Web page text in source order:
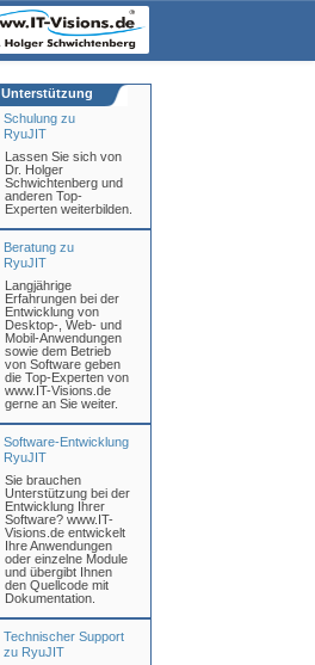
Schulung zu
RyuJIT
Lassen Sie sich von
Dr. Holger
Schwichtenberg und
anderen Top-
Experten weiterbilden.
Beratung zu
RyuJIT
Langjährige
Erfahrungen bei der
Entwicklung von
Desktop-, Web- und
Mobil-Anwendungen
sowie dem Betrieb
von Software geben
die Top-Experten von
www.IT-Visions.de
gerne an Sie weiter.
Software-Entwicklung
RyuJIT
Sie brauchen
Unterstützung bei der
Entwicklung Ihrer
Software? www.IT-
Visions.de entwickelt
Ihre Anwendungen
oder einzelne Module
und übergibt Ihnen
den Quellcode mit
Dokumentation.
Technischer Support
zu RyuJIT
Unterstützung